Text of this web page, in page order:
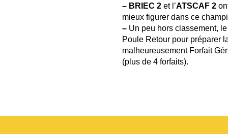
– BRIEC 2 et l’ATSCAF 2
mieux figurer dans ce
– Un peu hors classement,
Poule Retour pour préparer
malheureusement Forfait
(plus de 4 forfaits).